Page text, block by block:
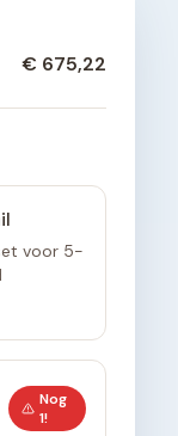
€ 675,22
voor 5-
Nog
1!